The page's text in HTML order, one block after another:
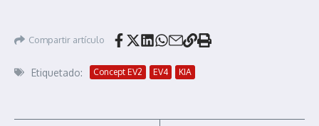
Compartir artículo
Etiquetado: Concept EV2 EV4 KIA